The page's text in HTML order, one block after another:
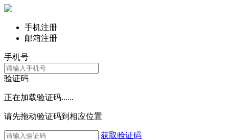
手机注册
邮箱注册
手机号
验证码
正在加载验证码......
请先拖动验证码到相应位置
获取验证码